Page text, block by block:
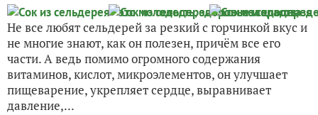
Не все любят сельдерей за резкий с горчинкой вкус и
не многие знают, как он полезен, причём все его
части. А ведь помимо огромного содержания
витаминов, кислот, микроэлементов, он улучшает
пищеварение, укрепляет сердце, выравнивает
давление,...